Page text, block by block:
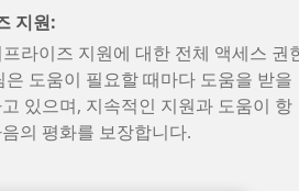
지원:
라이즈 지원에 대한 전체 액세스 권
도움이 필요할 때마다 도움을 받을
있으며, 지속적인 지원과 도움이 항
의 평화를 보장합니다.
동 작업: 서로의 추가 및 편집 내용을
수 있습니다. 원하는 만큼 공동 작업
.